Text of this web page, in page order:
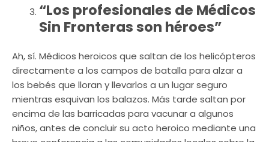
“Los profesionales de Médicos
Sin Fronteras son héroes”
Ah, sí. Médicos heroicos que saltan de los helicópteros
directamente a los campos de batalla para alzar a
los bebés que lloran y llevarlos a un lugar seguro
mientras esquivan los balazos. Más tarde saltan por
encima de las barricadas para vacunar a algunos
niños, antes de concluir su acto heroico mediante una